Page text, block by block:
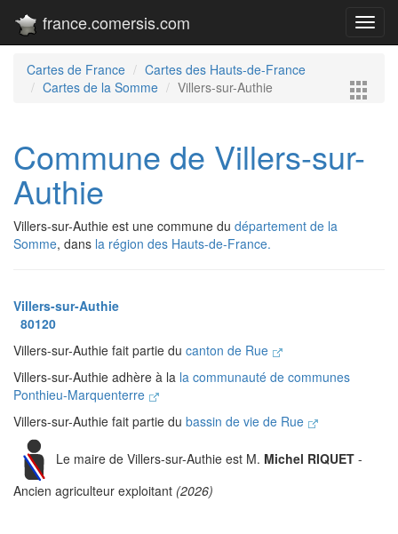
france.comersis.com
Cartes de France
Cartes des Hauts-de-France
Cartes de la Somme
Villers-sur-Authie
Commune de Villers-sur-
Authie
Villers-sur-Authie est une commune du département de la
Somme, dans la région des Hauts-de-France.
Villers-sur-Authie
80120
Villers-sur-Authie fait partie du canton de Rue
Villers-sur-Authie adhère à la la communauté de communes
Ponthieu-Marquenterre
Villers-sur-Authie fait partie du bassin de vie de Rue
Le maire de Villers-sur-Authie est M. Michel RIQUET -
Ancien agriculteur exploitant (2026)